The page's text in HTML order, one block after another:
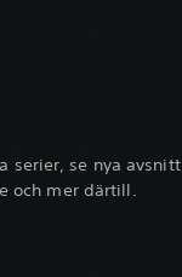
serier, se nya avsnitt
och mer därtill.